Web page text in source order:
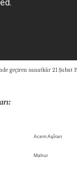
geçiren sanatkâr 21
Acem Aşîran
Mahur